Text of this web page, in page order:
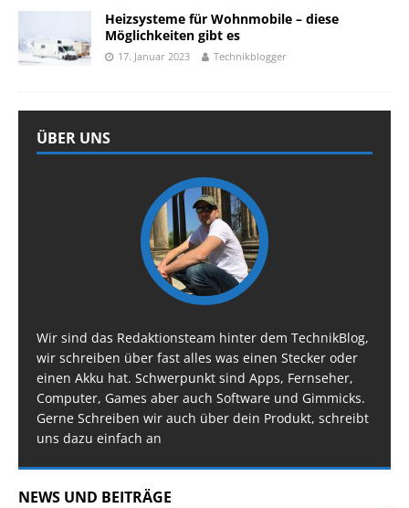
Heizsysteme für Wohnmobile – diese
Möglichkeiten gibt es
17. Januar 2023 Technikblogger
ÜBER UNS
Wir sind das Redaktionsteam hinter dem TechnikBlog,
wir schreiben über fast alles was einen Stecker oder
einen Akku hat. Schwerpunkt sind Apps, Fernseher,
Computer, Games aber auch Software und Gimmicks.
Gerne Schreiben wir auch über dein Produkt, schreibt
uns dazu einfach an
NEWS UND BEITRÄGE